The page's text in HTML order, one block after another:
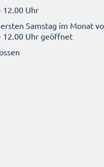
12.00 Uhr
Samstag im Monat
12.00 Uhr geöffnet